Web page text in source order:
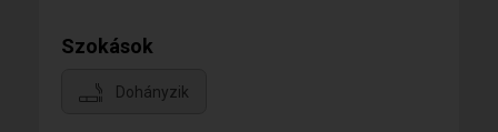
Szokások
Dohányzik